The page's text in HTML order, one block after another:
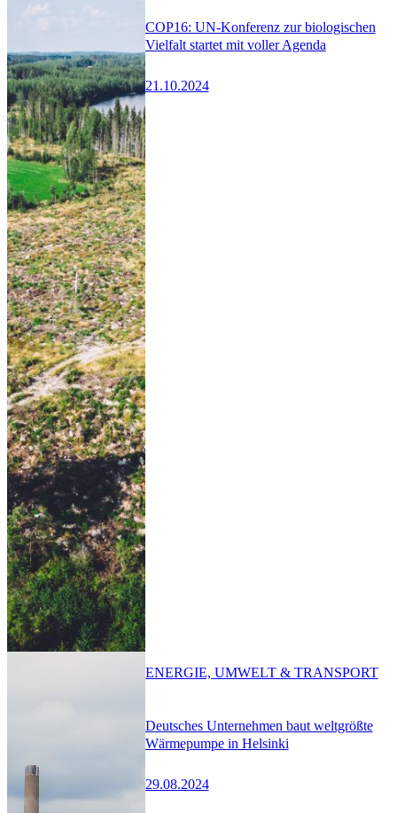
COP16: UN-Konferenz zur biologischen
Vielfalt startet mit voller Agenda
21.10.2024
Deutsches Unternehmen baut weltgrößte
Wärmepumpe in Helsinki
29.08.2024
ENERGIE, UMWELT & TRANSPORT